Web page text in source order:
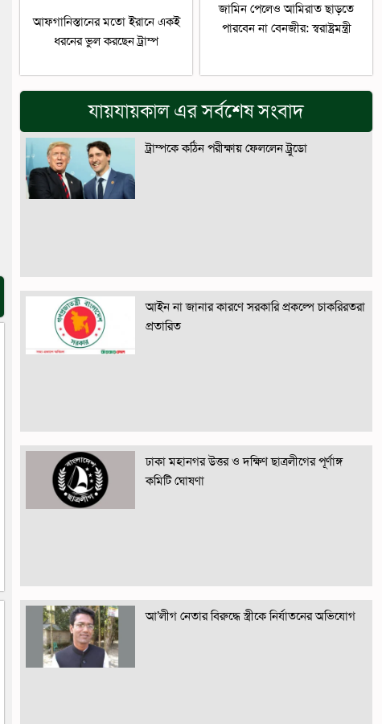
আফগানিস্তানের মতো ইরানে একই
ধরনের ভুল করছেন ট্রাম্প
জামিন পেলেও আমিরাত ছাড়তে
পারবেন না বেনজীর: স্বরাষ্ট্রমন্ত্রী
যায়যায়কাল এর সর্বশেষ সংবাদ
ট্রাম্পকে কঠিন পরীক্ষায় ফেললেন ট্রুডো
আইন না জানার কারণে সরকারি প্রকল্পে চাকরিরতরা
প্রতারিত
ঢাকা মহানগর উত্তর ও দক্ষিণ ছাত্রলীগের পূর্ণাঙ্গ
কমিটি ঘোষণা
আ’লীগ নেতার বিরুদ্ধে স্ত্রীকে নির্যাতনের অভিযোগ